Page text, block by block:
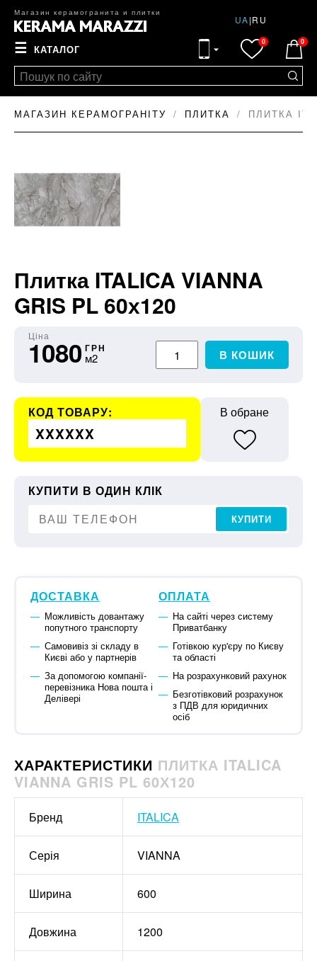
Магазин керамогранита и плитки
UA|RU
☰ КАТАЛОГ
0 0
МАГАЗИН КЕРАМОГРАНІТУ ПЛИТКА ПЛИТКА
Плитка ITALICA VIANNA
GRIS PL 60х120
Ціна
1080 ГРН
м2 В КОШИК
КОД ТОВАРУ:
XXXXXX
В обране
КУПИТИ В ОДИН КЛІК
КУПИТИ
ДОСТАВКА
Можливість довантажу
попутного транспорту
Самовивіз зі складу в
Києві або у партнерів
За допомогою компанії-
перевізника Нова пошта і
Делівері
ОПЛАТА
На сайті через систему
Приватбанку
Готівкою кур'єру по Києву
та області
На розрахунковий рахунок
Безготівковий розрахунок
з ПДВ для юридичних
осіб
ХАРАКТЕРИСТИКИ ПЛИТКА ITALICA
VIANNA GRIS PL 60Х120
Бренд ITALICA
Серія VIANNA
Ширина 600
Довжина 1200